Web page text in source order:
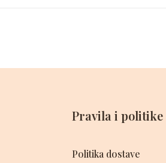
Pravila i politike
Politika dostave